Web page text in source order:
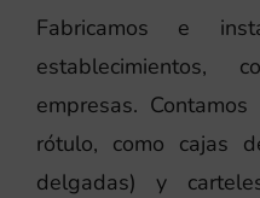
Fabricamos e
establecimientos,
empresas.
rótulo, como cajas
delgadas) y